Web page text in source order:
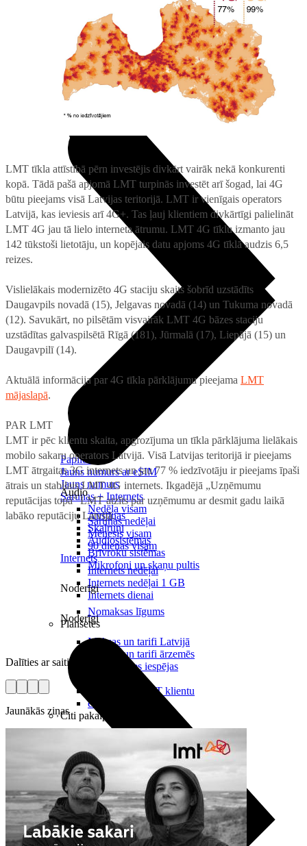
Microsoft 365 + OneDrive
Noderīgi
5G pārklājuma karte
Jautājumi un atbildes
Priekšapmaksas karte
Papildināt
Jauns numurs ar eSIM
Jauns numurs
Sarunas + Internets
Nedēļa visam
Sarunas nedēļai
Mēnesis visam
90 dienas visam
Internets
Internets nedēļai
Internets nedēļai 1 GB
Internets dienai
Noderīgi
Maksas un tarifi Latvijā
Maksas un tarifi ārzemēs
LMT Kartes iespējas
Kā kļūt par LMT klientu
eSIM tehnoloģija
Citi pakalpojumi
Audiosistēmas
TV piederumi
Noderīgi
Iekārtu apdrošināšana
Nomaksas līgums
Audio
Audio
Austiņas
Skaļruņi
Audiosistēmas
Brīvroku sistēmas
Mikrofoni un skaņu pultis
Noderīgi
Nomaksas līgums
Planšetes
LMT tīkla attīstībā pērn investējis divkārt vairāk nekā konkurenti
kopā. Tādā pašā apjomā LMT turpinās investēt arī šogad, lai 4G
būtu pieejams visā Latvijas teritorijā. LMT ir vienīgais operators
Latvijā, kas ieviesis arī 4G+. Tas ļauj klientiem divkārtīgi palielināt
LMT 4G jau tā lielo interneta ātrumu. LMT 4G tīklu izmanto jau
142 tūkstoši lietotāju, un kopējais datu apjoms 4G tīklā audzis 6,5
reizes.
Vislielākais modernizēto 4G staciju skaits šobrīd uzstādīts
Daugavpils novadā (15), Jelgavas novadā (14) un Tukuma novadā
(12). Savukārt, no pilsētām visvairāk LMT 4G bāzes staciju
uzstādītas galvaspilsētā Rīgā (181), Jūrmalā (17), Liepājā (15) un
Daugavpilī (14).
Aktuālā informācija par 4G tīkla pārklājumu pieejama LMT
mājaslapā.
PAR LMT
LMT ir pēc klientu skaita, apgrozījuma un tīkla pārklājuma lielākais
mobilo sakaru operators Latvijā. Visā Latvijas teritorijā ir pieejams
LMT ātrgaitas 3G internets un jau 77 % iedzīvotāju ir pieejams īpaši
ātrais un stabilais LMT 4G internets. Ikgadējā „Uzņēmumu
reputācijas topā” LMT atzīts par uzņēmumu ar desmit gadu laikā
labāko reputāciju Latvijā.
Dalīties ar saiti
Jaunākās ziņas